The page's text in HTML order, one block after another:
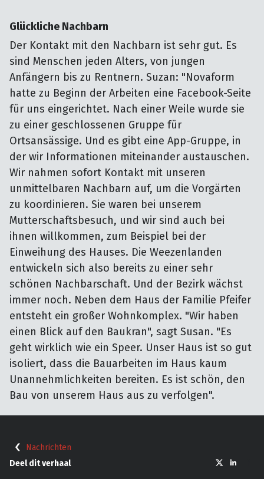
Glückliche Nachbarn
Der Kontakt mit den Nachbarn ist sehr gut. Es
sind Menschen jeden Alters, von jungen
Anfängern bis zu Rentnern. Suzan: "Novaform
hatte zu Beginn der Arbeiten eine Facebook-Seite
für uns eingerichtet. Nach einer Weile wurde sie
zu einer geschlossenen Gruppe für
Ortsansässige. Und es gibt eine App-Gruppe, in
der wir Informationen miteinander austauschen.
Wir nahmen sofort Kontakt mit unseren
unmittelbaren Nachbarn auf, um die Vorgärten
zu koordinieren. Sie waren bei unserem
Mutterschaftsbesuch, und wir sind auch bei
ihnen willkommen, zum Beispiel bei der
Einweihung des Hauses. Die Weezenlanden
entwickeln sich also bereits zu einer sehr
schönen Nachbarschaft. Und der Bezirk wächst
immer noch. Neben dem Haus der Familie Pfeifer
entsteht ein großer Wohnkomplex. "Wir haben
einen Blick auf den Baukran", sagt Susan. "Es
geht wirklich wie ein Speer. Unser Haus ist so gut
isoliert, dass die Bauarbeiten im Haus kaum
Unannehmlichkeiten bereiten. Es ist schön, den
Bau von unserem Haus aus zu verfolgen".
Nachrichten
Deel dit verhaal